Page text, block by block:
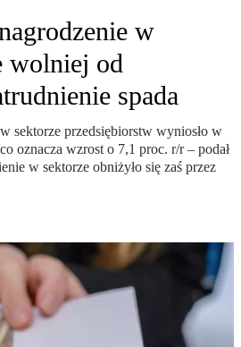
w
wolniej od
spada
sektorze przedsiębiorstw wyniosło w
oznacza wzrost o 7,1 proc. r/r – podał
w sektorze obniżyło się zaś przez